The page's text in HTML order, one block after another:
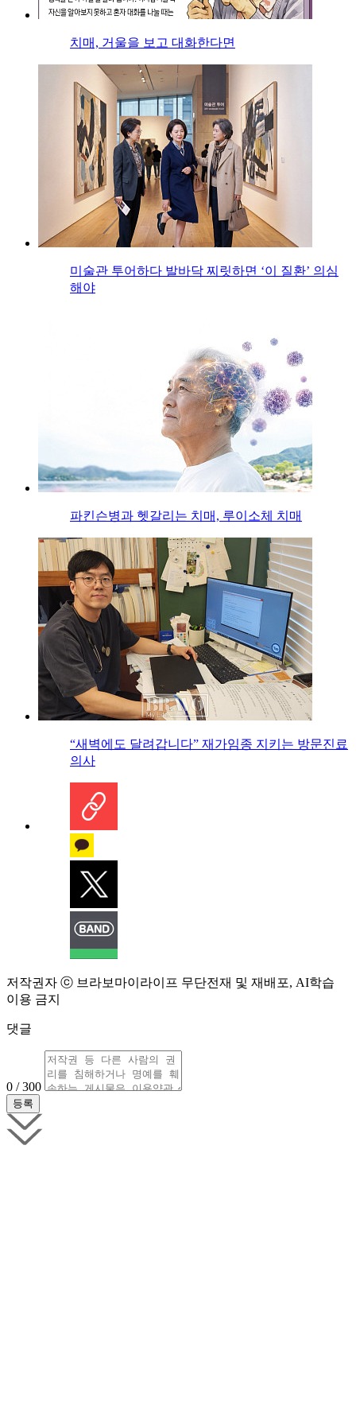
치매, 거울을 보고 대화한다면
미술관 투어하다 발바닥 찌릿하면 ‘이 질환’ 의심
해야
파킨슨병과 헷갈리는 치매, 루이소체 치매
“새벽에도 달려갑니다” 재가임종 지키는 방문진료
의사
저작권자 ⓒ 브라보마이라이프 무단전재 및 재배포, AI학습
이용 금지
댓글
0 / 300